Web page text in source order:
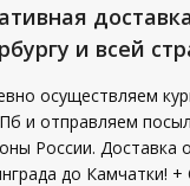
и всей
осуществляем
и отправляем
России. Доставка
до Камчатки! +